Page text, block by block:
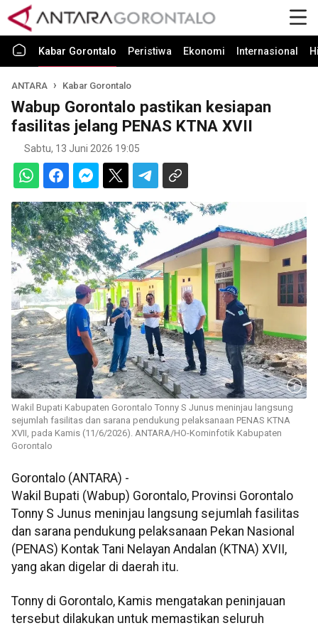
Kabar Gorontalo Peristiwa Ekonomi Internasional
ANTARA Kabar Gorontalo
Wabup Gorontalo pastikan kesiapan
fasilitas jelang PENAS KTNA XVII
Sabtu, 13 Juni 2026 19:05
Wakil Bupati Kabupaten Gorontalo Tonny S Junus meninjau langsung
sejumlah fasilitas dan sarana pendukung pelaksanaan PENAS KTNA
XVII, pada Kamis (11/6/2026). ANTARA/HO-Kominfotik Kabupaten
Gorontalo
Gorontalo (ANTARA) -
Wakil Bupati (Wabup) Gorontalo, Provinsi Gorontalo
Tonny S Junus meninjau langsung sejumlah fasilitas
dan sarana pendukung pelaksanaan Pekan Nasional
(PENAS) Kontak Tani Nelayan Andalan (KTNA) XVII,
yang akan digelar di daerah itu.
Tonny di Gorontalo, Kamis mengatakan peninjauan
tersebut dilakukan untuk memastikan seluruh